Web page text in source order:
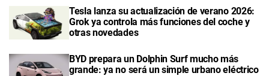
Tesla lanza su actualización de verano 2026:
Grok ya controla más funciones del coche y
otras novedades
BYD prepara un Dolphin Surf mucho más
grande: ya no será un simple urbano eléctrico